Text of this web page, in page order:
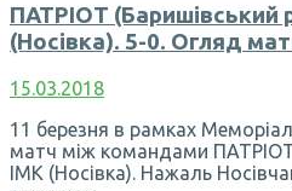
ПАТРІОТ (Баришівський
(Носівка). 5-0. Огляд
15.03.2018
11 березня в рамках
матч між командами
ІМК (Носівка). Нажаль